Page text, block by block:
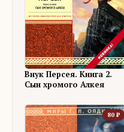
Внук Персея. Книга 2.
Сын хромого Алкея
80 ₽